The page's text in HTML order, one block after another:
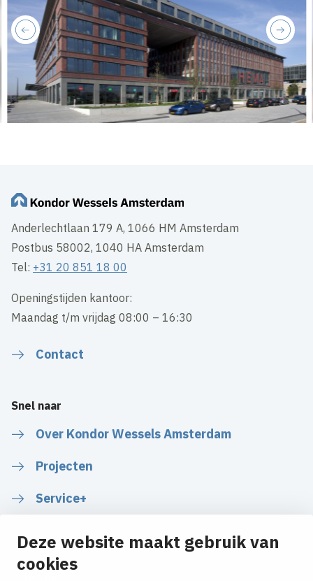
Deze website maakt gebruik van
cookies
next
previous
Anderlechtlaan 179 A, 1066 HM Amsterdam
Postbus 58002, 1040 HA Amsterdam
Tel: +31 20 851 18 00
Openingstijden kantoor:
Maandag t/m vrijdag 08:00 – 16:30
Contact
Snel naar
Over Kondor Wessels Amsterdam
Projecten
Service+